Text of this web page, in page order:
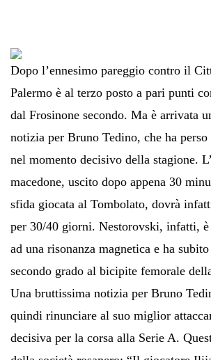
Dopo l’ennesimo pareggio contro il
Palermo è al terzo posto a pari punti
dal Frosinone secondo. Ma è arrivata
notizia per Bruno Tedino, che ha
nel momento decisivo della stagione.
macedone, uscito dopo appena 30
sfida giocata al Tombolato, dovrà
per 30/40 giorni. Nestorovski, infatti, è
ad una risonanza magnetica e ha
secondo grado al bicipite femorale
Una bruttissima notizia per Bruno
quindi rinunciare al suo miglior
decisiva per la corsa alla Serie A.